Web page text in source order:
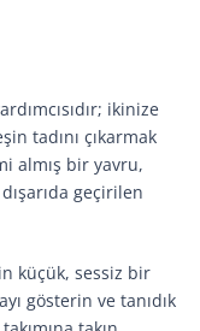
ikinize
tadını çıkarmak
almış bir yavru,
geçirilen
küçük, sessiz bir
gösterin ve tanıdık